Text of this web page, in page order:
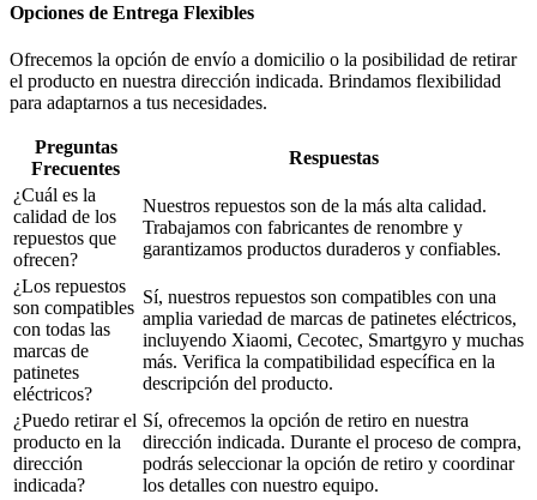
Opciones de Entrega Flexibles
Ofrecemos la opción de envío a domicilio o la posibilidad de retirar
el producto en nuestra dirección indicada. Brindamos flexibilidad
para adaptarnos a tus necesidades.
Preguntas
Frecuentes
Respuestas
¿Cuál es la
calidad de los
repuestos que
ofrecen?
Nuestros repuestos son de la más alta calidad.
Trabajamos con fabricantes de renombre y
garantizamos productos duraderos y confiables.
¿Los repuestos
son compatibles
con todas las
marcas de
patinetes
eléctricos?
Sí, nuestros repuestos son compatibles con una
amplia variedad de marcas de patinetes eléctricos,
incluyendo Xiaomi, Cecotec, Smartgyro y muchas
más. Verifica la compatibilidad específica en la
descripción del producto.
¿Puedo retirar el
producto en la
dirección
indicada?
Sí, ofrecemos la opción de retiro en nuestra
dirección indicada. Durante el proceso de compra,
podrás seleccionar la opción de retiro y coordinar
los detalles con nuestro equipo.